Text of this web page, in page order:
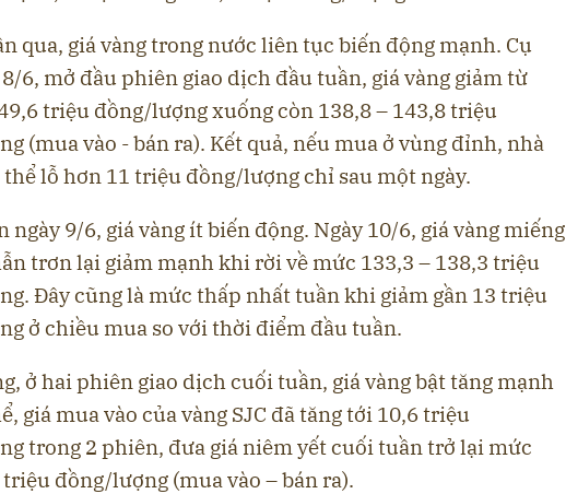
qua, giá vàng trong nước liên tục biến động mạnh. Cụ
6, mở đầu phiên giao dịch đầu tuần, giá vàng giảm từ
triệu đồng/lượng xuống còn 138,8 – 143,8 triệu
(mua vào - bán ra). Kết quả, nếu mua ở vùng đỉnh, nhà
thể lỗ hơn 11 triệu đồng/lượng chỉ sau một ngày.
ngày 9/6, giá vàng ít biến động. Ngày 10/6, giá vàng miếng
trơn lại giảm mạnh khi rời về mức 133,3 – 138,3 triệu
Đây cũng là mức thấp nhất tuần khi giảm gần 13 triệu
ở chiều mua so với thời điểm đầu tuần.
ở hai phiên giao dịch cuối tuần, giá vàng bật tăng mạnh
giá mua vào của vàng SJC đã tăng tới 10,6 triệu
trong 2 phiên, đưa giá niêm yết cuối tuần trở lại mức
triệu đồng/lượng (mua vào – bán ra).